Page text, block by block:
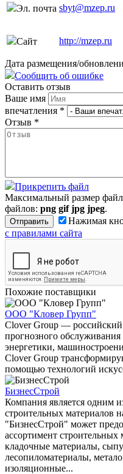
Эл. почта sbyt@mzep.ru
Сайт http://mzep.ru
Дата размещения/
Сообщить об ошибке
Оставить отзыв
Ваше имя
впечатления *
Отзыв *
Прикрепить файл
Максимальный размер
файлов: png gif jpg jpeg.
Нажимая
с правилами сайта
Похожие поставщики
ООО "Кловер Групп"
Clover Group — российский
прогнозного
энергетики,
Clover Group
помощью технологий
БизнесСтрой
Компания является одним
строительных
"БизнесСтрой" может
ассортимент
кладочные материалы,
лесопиломатериалы,
изоляционные...